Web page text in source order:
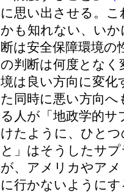
に思い出させる。
かも知れない、い
断は安全保障環境
の判断は何度となく
境は良い方向に変
た同時に悪い方向
る人が「地政学的
けたように、ひと
と」はそうしたサ
が、アメリカやア
に行かないように